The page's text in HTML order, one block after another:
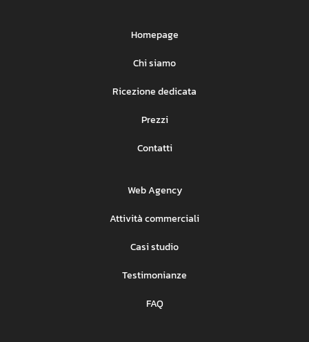
Homepage
Chi siamo
Ricezione dedicata
Prezzi
Contatti
Web Agency
Attività commerciali
Casi studio
Testimonianze
FAQ